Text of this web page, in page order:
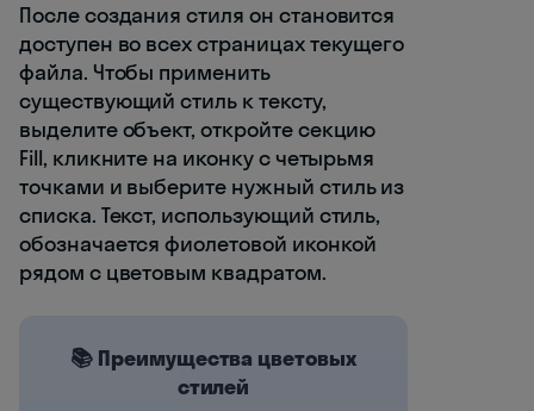
После создания стиля он становится
доступен во всех страницах текущего
файла. Чтобы применить
существующий стиль к тексту,
выделите объект, откройте секцию
Fill, кликните на иконку с четырьмя
точками и выберите нужный стиль из
списка. Текст, использующий стиль,
обозначается фиолетовой иконкой
рядом с цветовым квадратом.
📚 Преимущества цветовых
стилей